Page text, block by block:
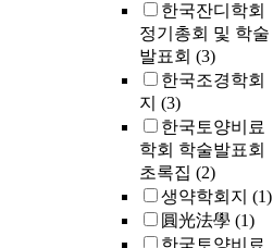
한국잔디학회
정기총회 및 학술
발표회 (3)
한국조경학회
지 (3)
한국토양비료
학회 학술발표회
초록집 (2)
생약학회지 (1)
圓光法學 (1)